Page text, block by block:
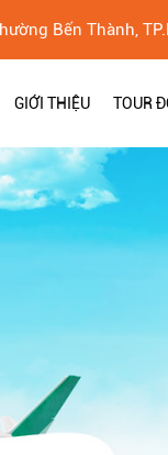
Bến Thành,
GIỚI THIỆU TOUR